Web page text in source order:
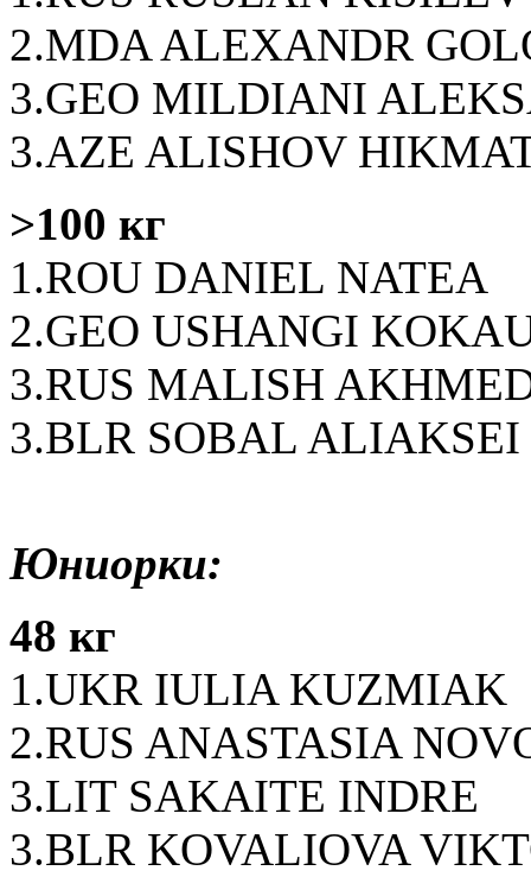
2.MDA ALEXANDR
3.GEO MILDIANI
3.AZE ALISHOV
>100 кг
1.ROU DANIEL NATEA
2.GEO USHANGI
3.RUS MALISH
3.BLR SOBAL ALIAKSEI
Юниорки:
48 кг
1.UKR IULIA KUZMIAK
2.RUS ANASTASIA
3.LIT SAKAITE INDRE
3.BLR KOVALIOVA